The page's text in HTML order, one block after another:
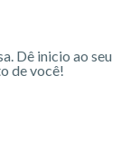
Dê inicio ao seu
de você!